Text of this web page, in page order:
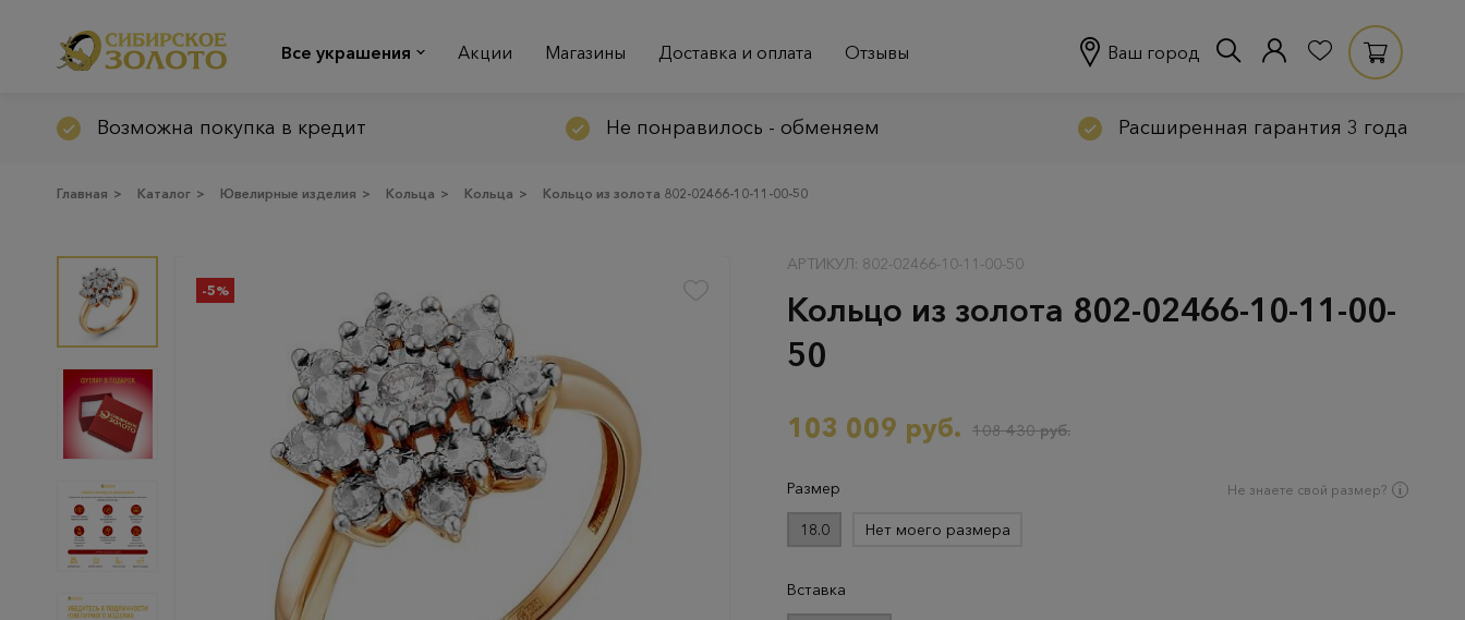
Все украшения Акции Магазины Доставка и оплата Отзывы Ваш город
Возможна покупка в кредит Не понравилось - обменяем Расширенная гарантия 3 года
Главная > Каталог > Ювелирные изделия > Кольца > Кольца > Кольцо из золота 802-02466-10-11-00-50
-5%
АРТИКУЛ: 802-02466-10-11-00-50
Кольцо из золота 802-02466-10-11-00-
50
103 009 руб. 108 430 руб.
Размер Не знаете свой размер?
18.0 Нет моего размера
Вставка